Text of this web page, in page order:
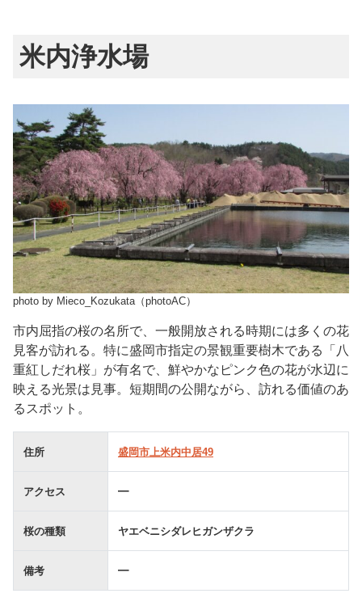
米内浄水場
photo by Mieco_Kozukata（photoAC）
市内屈指の桜の名所で、一般開放される時期には多くの花
見客が訪れる。特に盛岡市指定の景観重要樹木である「八
重紅しだれ桜」が有名で、鮮やかなピンク色の花が水辺に
映える光景は見事。短期間の公開ながら、訪れる価値のあ
るスポット。
住所 盛岡市上米内中居49
アクセス ━
桜の種類 ヤエベニシダレヒガンザクラ
備考 ━